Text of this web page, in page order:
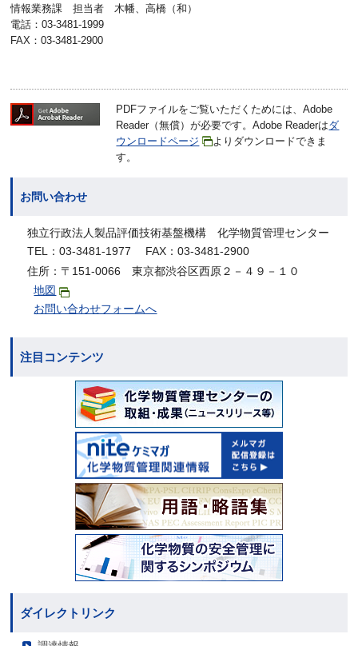
情報業務課 担当者 木幡、高橋（和）
電話：03-3481-1999
FAX：03-3481-2900
PDFファイルをご覧いただくためには、Adobe
Reader（無償）が必要です。Adobe Readerはダ
ウンロードページ
よりダウンロードできま
す。
お問い合わせ
独立行政法人製品評価技術基盤機構 化学物質管理センター
TEL：03-3481-1977 FAX：03-3481-2900
住所：〒151-0066 東京都渋谷区西原２－４９－１０
地図
お問い合わせフォームへ
注目コンテンツ
ダイレクトリンク